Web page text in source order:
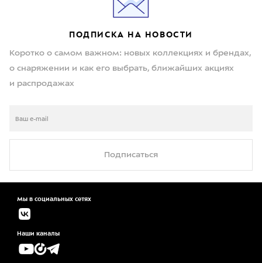
ПОДПИСКА НА НОВОСТИ
Коротко о самом важном: новых коллекциях и брендах,
о снаряжении и как его выбрать, ближайших акциях
и распродажах
Подписаться
Мы в социальных сетях
Наши каналы